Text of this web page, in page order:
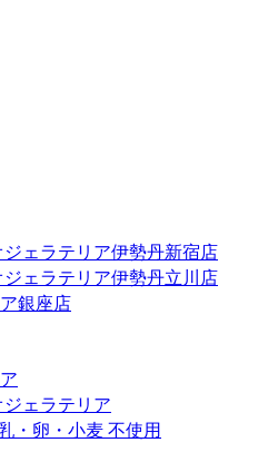
ェラテリア伊勢丹新宿店
ェラテリア伊勢丹立川店
銀座店
ェラテリア
・卵・小麦 不使用